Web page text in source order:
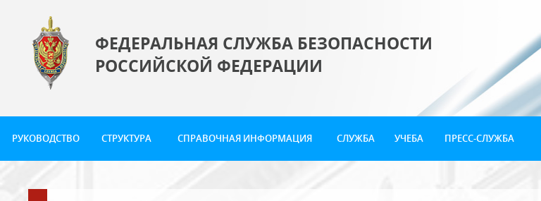
ФЕДЕРАЛЬНАЯ СЛУЖБА БЕЗОПАСНОСТИ
РОССИЙСКОЙ ФЕДЕРАЦИИ
РУКОВОДСТВО СТРУКТУРА СПРАВОЧНАЯ ИНФОРМАЦИЯ СЛУЖБА УЧЕБА ПРЕСС-СЛУЖБА